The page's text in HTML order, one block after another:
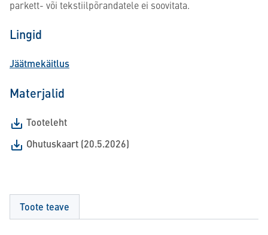
parkett- või tekstiilpõrandatele ei soovitata.
Lingid
Jäätmekäitlus
Materjalid
Tooteleht
Ohutuskaart (20.5.2026)
Toote teave